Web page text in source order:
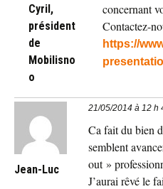
Cyril,
président
de
Mobilisno
o
concernant
Contactez-
https://
Jean-Luc
21/05/2014 à 12 h
Ca fait du bien
semblent
out »
J’aurai rêvé le